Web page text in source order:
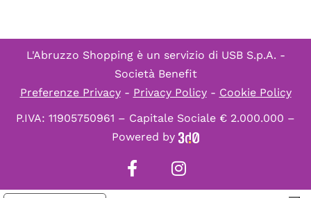
L'Abruzzo Shopping è un servizio di USB S.p.A. -
Società Benefit
Preferenze Privacy- Privacy Policy- Cookie Policy
P.IVA: 11905750961 – Capitale Sociale € 2.000.000 –
Powered by